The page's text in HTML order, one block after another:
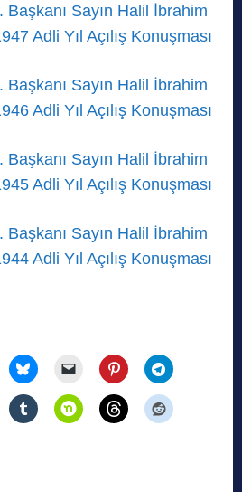
Başkanı Sayın Halil İbrahim
Adli Yıl Açılış Konuşması
Başkanı Sayın Halil İbrahim
Adli Yıl Açılış Konuşması
Başkanı Sayın Halil İbrahim
Adli Yıl Açılış Konuşması
Başkanı Sayın Halil İbrahim
Adli Yıl Açılış Konuşması